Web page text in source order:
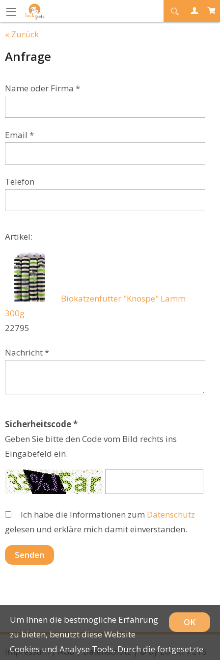
« Zurück
Anfrage
Name oder Firma *
Email *
Telefon
Artikel:
Biokatzenfutter "Knospe" Lamm
300g
22795
Nachricht *
Sicherheitscode *
Geben Sie bitte den Code vom Bild rechts ins
Eingabefeld ein.
Ich habe die Informationen zum Datenschutz
gelesen und erkläre mich damit einverstanden.
Impressum|AGB|Datenschutz| © byLUCKY PETS
OK
Um Ihnen die bestmögliche Erfahrung
zu bieten, benutzt diese Website
Cookies und Analyse Tools. Durch die fortgesetzte